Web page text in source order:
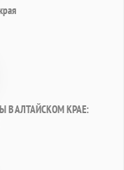
В АЛТАЙСКОМ КРАЕ: